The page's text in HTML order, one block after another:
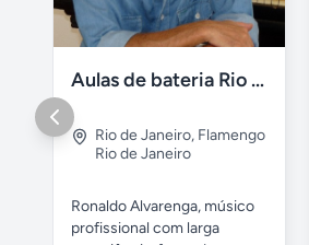
Aulas de bateria Rio de Janeiro
Rio de Janeiro, Flamengo
Rio de Janeiro
Ronaldo Alvarenga, músico
profissional com larga